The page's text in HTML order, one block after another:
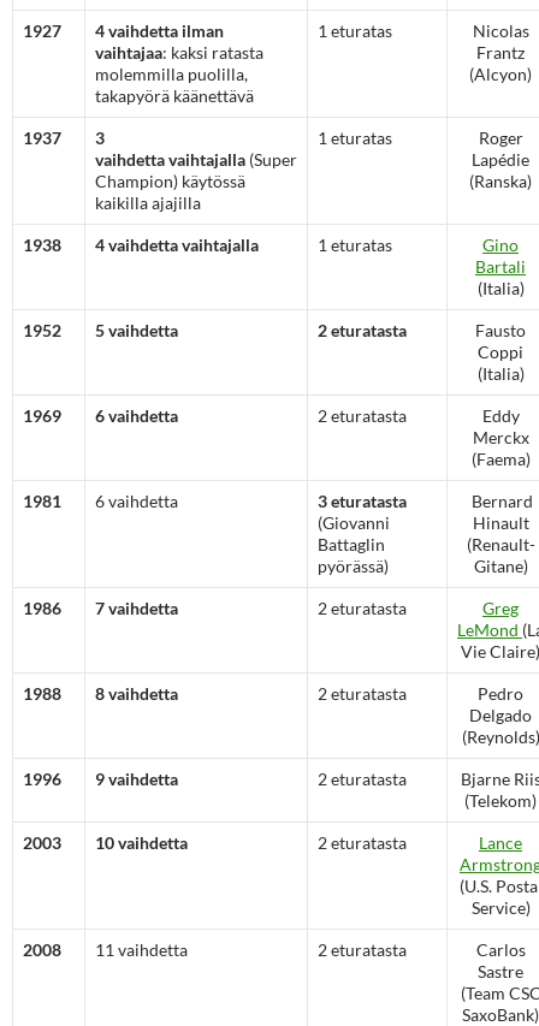
1927
4 vaihdetta ilman
vaihtajaa: kaksi ratasta
molemmilla puolilla,
takapyörä käänettävä
1 eturatas
Nicolas
Frantz
(Alcyon)
1937
3
vaihdettavaihtajalla (Super
Champion) käytössä
kaikilla ajajilla
1 eturatas
Roger
Lapédie
(Ranska)
1938 4 vaihdetta vaihtajalla 1 eturatas
Gino
Bartali
(Italia)
1952 5 vaihdetta 2 eturatasta
Fausto
Coppi
(Italia)
1969 6 vaihdetta 2 eturatasta
Eddy
Merckx
(Faema)
1981 6 vaihdetta
3 eturatasta
(Giovanni
Battaglin
pyörässä)
Bernard
Hinault
(Renault-
Gitane)
1986 7 vaihdetta 2 eturatasta
Greg
LeMond
Vie Claire)
1988 8 vaihdetta 2 eturatasta
Pedro
Delgado
(Reynolds)
1996 9 vaihdetta 2 eturatasta
Bjarne
(Telekom)
2003 10 vaihdetta 2 eturatasta
Lance
(U.S.
Service)
2008 11 vaihdetta 2 eturatasta
Carlos
Sastre
(Team
SaxoBank)